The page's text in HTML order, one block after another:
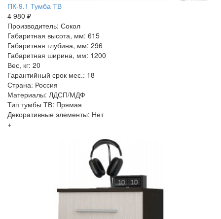
ПК-9.1 Тумба ТВ
4 980 ₽
Производитель: Сокол
Габаритная высота, мм: 615
Габаритная глубина, мм: 296
Габаритная ширина, мм: 1200
Вес, кг: 20
Гарантийный срок мес.: 18
Страна: Россия
Материалы: ЛДСП/МДФ
Тип тумбы ТВ: Прямая
Декоративные элементы: Нет
+